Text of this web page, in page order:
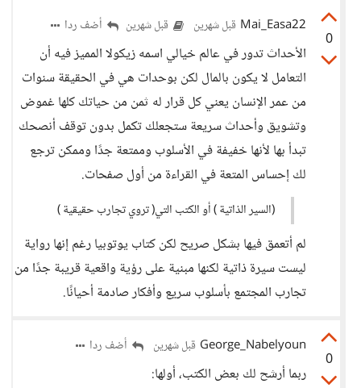
0
Mai_Easa22 قبل شهرين قبل شهرين أضف ردا
الأحداث تدور في عالم خيالي اسمه زيكولا المميز فيه أن
التعامل لا يكون بالمال لكن بوحدات هي في الحقيقة سنوات
من عمر الإنسان يعني كل قرار له ثمن من حياتك كلها غموض
وتشويق وأحداث سريعة ستجعلك تكمل بدون توقف أنصحك
تبدأ بها لأنها خفيفة في الأسلوب وممتعة جدًا وممكن ترجع
لك إحساس المتعة في القراءة من أول صفحات.
(السير الذاتية ) أو الكتب التي( تروي تجارب حقيقية )
لم أتعمق فيها بشكل صريح لكن كتاب يوتوبيا رغم إنها رواية
ليست سيرة ذاتية لكنها مبنية على رؤية واقعية قريبة جدًا من
تجارب المجتمع بأسلوب سريع وأفكار صادمة أحيانًا.
0
George_Nabelyoun قبل شهرين أضف ردا
ربما أرشح لك بعض الكتب، أولها: